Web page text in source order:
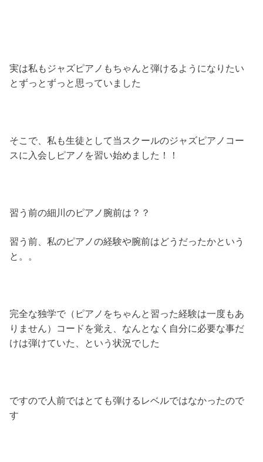
実は私もジャズピアノもちゃんと弾けるようになりたい
とずっとずっと思っていました
そこで、私も生徒として当スクールのジャズピアノコー
スに入会しピアノを習い始めました！！
習う前の細川のピアノ腕前は？？
習う前、私のピアノの経験や腕前はどうだったかという
と。。
完全な独学で（ピアノをちゃんと習った経験は一度もあ
りません）コードを覚え、なんとなく自分に必要な事だ
けは弾けていた、という状況でした
ですので人前ではとても弾けるレベルではなかったので
す